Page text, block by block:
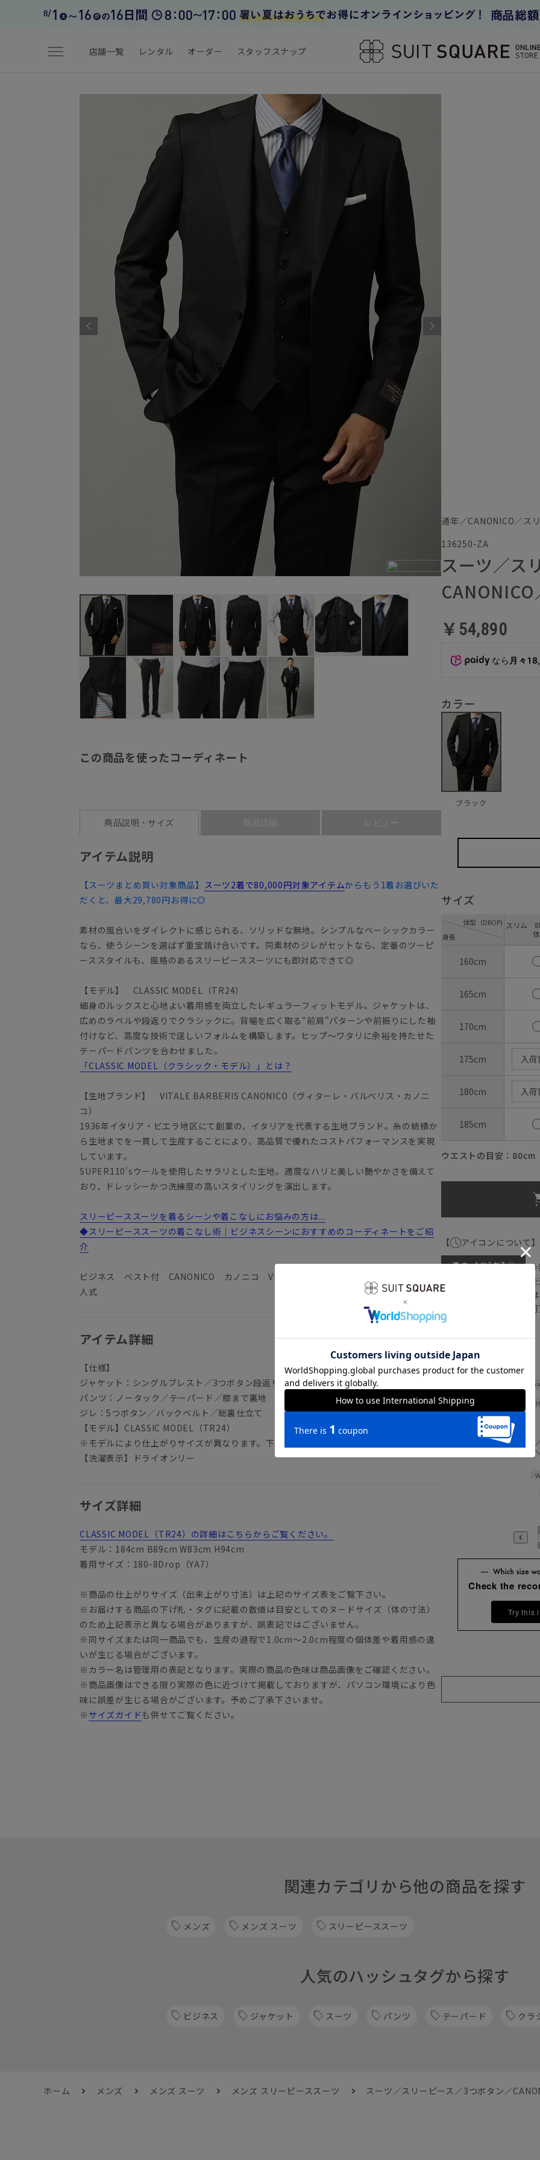
menu 店舗一覧 レンタル オーダー スタッフスナップ
この商品を使ったコーディネート
商品説明・サイズ 商品詳細 レビュー
アイテム説明
【スーツまとめ買い対象商品】 スーツ2着で80,000円対象アイテムからもう1着お選びいた
だくと、最大29,780円お得に◎
素材の風合いをダイレクトに感じられる、ソリッドな無地。シンプルなベーシックカラー
なら、使うシーンを選ばず重宝請け合いです。同素材のジレがセットなら、定番のツーピ
ーススタイルも、風格のあるスリーピーススーツにも即対応できて◎
【モデル】 CLASSIC MODEL（TR24）
細身のルックスと心地よい着用感を両立したレギュラーフィットモデル。ジャケットは、
広めのラペルや段返りでクラシックに。背幅を広く取る“前肩”パターンや前振りにした袖
付けなど、高度な技術で逞しいフォルムを構築します。ヒップ～ワタリに余裕を持たせた
テーパードパンツを合わせました。
「CLASSIC MODEL（クラシック・モデル）」とは？
【生地ブランド】 VITALE BARBERIS CANONICO（ヴィターレ・バルべリス・カノニ
コ）
1936年イタリア・ビエラ地区にて創業の、イタリアを代表する生地ブランド。糸の紡績か
ら生地までを一貫して生産することにより、高品質で優れたコストパフォーマンスを実現
しています。
SUPER110'sウールを使用したサラリとした生地。適度なハリと美しい艶やかさを備えて
おり、ドレッシーかつ洗練度の高いスタイリングを演出します。
スリーピーススーツを着るシーンや着こなしにお悩みの方は...
◆スリーピーススーツの着こなし術｜ビジネスシーンにおすすめのコーディネートをご紹
介
ビジネス ベスト付 CANONICO カノニコ VBC 転職 成人式 入学式 卒業式 成
人式
アイテム詳細
【仕様】
ジャケット：シングルブレスト／3つボタン段返り／背抜き仕立て／本切羽／サイドベンツ
パンツ：ノータック／テーパード／膝まで裏地
ジレ：5つボタン／バックベルト／総裏仕立て
【モデル】CLASSIC MODEL（TR24）
※モデルにより仕上がりサイズが異なります。下記のサイズ詳細を必ずご確認下さい。
【洗濯表示】ドライオンリー
サイズ詳細
CLASSIC MODEL（TR24）の詳細はこちらからご覧ください。
モデル：184cm B89cm W83cm H94cm
着用サイズ：180-8Drop（YA7）
※商品の仕上がりサイズ（出来上がり寸法）は上記のサイズ表をご覧下さい。
※お届けする商品の下げ札・タグに記載の数値は目安としてのヌードサイズ（体の寸法）
のため上記表示と異なる場合がありますが、誤表記ではございません。
※同サイズまたは同一商品でも、生産の過程で1.0cm～2.0cm程度の個体差や着用感の違
いが生じる場合がございます。
※カラー名は管理用の表記となります。実際の商品の色味は商品画像をご確認ください。
※商品画像はできる限り実際の色に近づけて掲載しておりますが、パソコン環境により色
味に誤差が生じる場合がございます。予めご了承下さいませ。
※ サイズガイドも併せてご覧ください。
通年／CANONICO／ス
136250-ZA
スーツ／ス
￥54,890
なら 月々
カラー
ブラック
サイズ
身長
体型（DROP) スリム
160cm
165cm
170cm
175cm 入荷
180cm 入荷
185cm
ウエストの目安： 80cm
【 アイコンについて】
の
注文画面でお急ぎ発送
さらにメルマガ会員様
正商品の場合は対応不可
詳しくはこちら
YA3 A3 A4 A5 AB5
Check the
Try this
関連カテゴリから他の商品を探す
メンズ メンズ スーツ スリーピーススーツ
人気のハッシュタグから探す
ビジネス ジャケット スーツ パンツ テーパード クラ
ホーム メンズ メンズ スーツ メンズ スリーピーススーツ スーツ／スリーピース／3つボタン／